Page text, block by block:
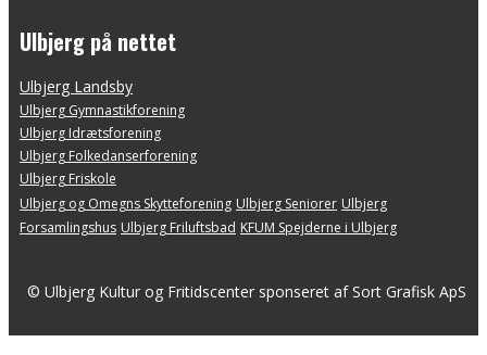
Ulbjerg på nettet
Ulbjerg Landsby
Ulbjerg Gymnastikforening
Ulbjerg Idrætsforening
Ulbjerg Folkedanserforening
Ulbjerg Friskole
Ulbjerg og Omegns Skytteforening Ulbjerg ​Seniorer Ulbjerg
Forsamlingshus Ulbjerg Friluftsbad KFUM Spejderne i Ulbjerg
© Ulbjerg Kultur og Fritidscenter sponseret af Sort Grafisk ApS